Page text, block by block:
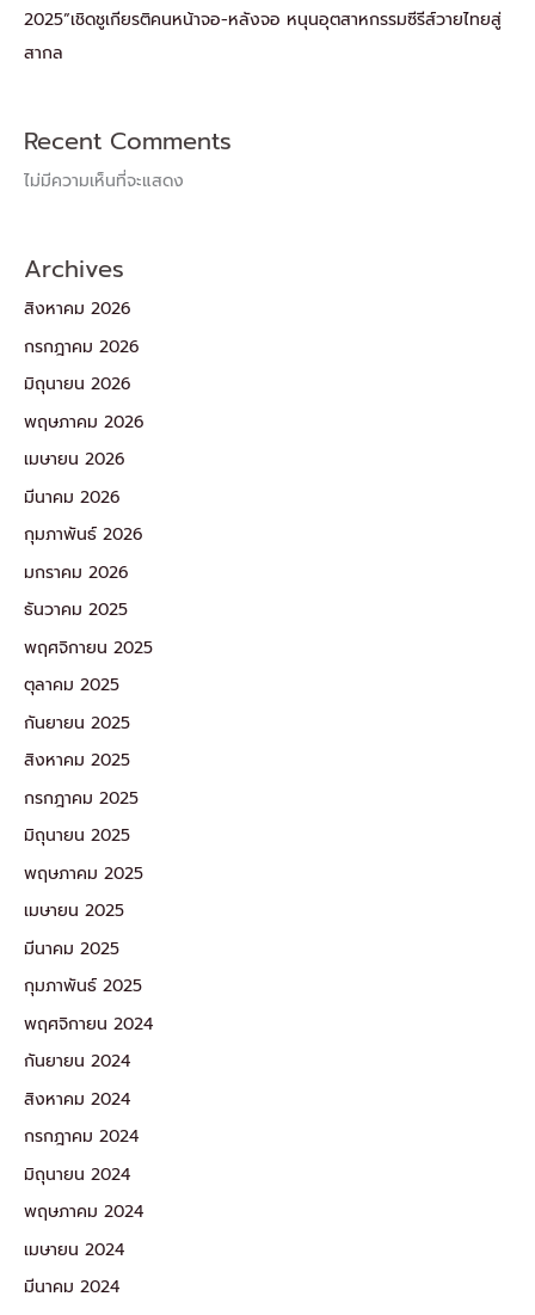
2025”เชิดชูเกียรติคนหน้าจอ-หลังจอ หนุนอุตสาหกรรมซีรีส์วายไทยสู่
สากล
Recent Comments
ไม่มีความเห็นที่จะแสดง
Archives
สิงหาคม 2026
กรกฎาคม 2026
มิถุนายน 2026
พฤษภาคม 2026
เมษายน 2026
มีนาคม 2026
กุมภาพันธ์ 2026
มกราคม 2026
ธันวาคม 2025
พฤศจิกายน 2025
ตุลาคม 2025
กันยายน 2025
สิงหาคม 2025
กรกฎาคม 2025
มิถุนายน 2025
พฤษภาคม 2025
เมษายน 2025
มีนาคม 2025
กุมภาพันธ์ 2025
พฤศจิกายน 2024
กันยายน 2024
สิงหาคม 2024
กรกฎาคม 2024
มิถุนายน 2024
พฤษภาคม 2024
เมษายน 2024
มีนาคม 2024